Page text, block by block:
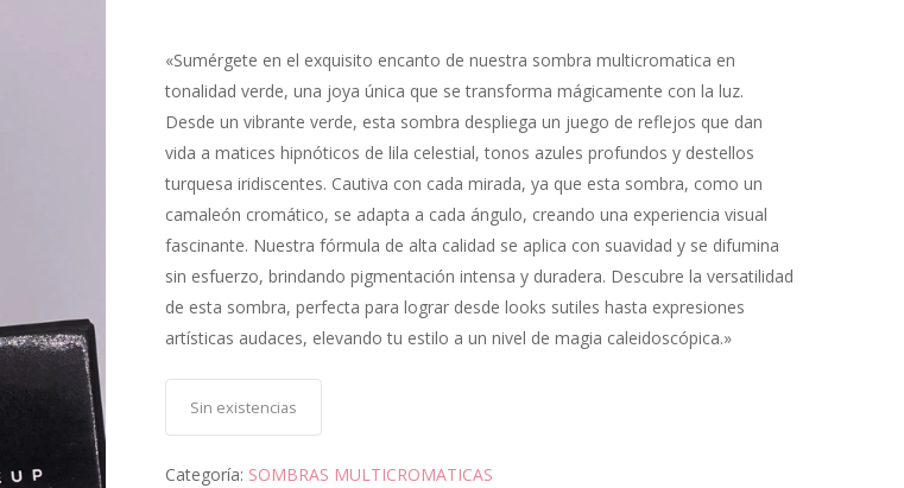
«Sumérgete en el exquisito encanto de nuestra sombra multicromatica en
tonalidad verde, una joya única que se transforma mágicamente con la luz.
Desde un vibrante verde, esta sombra despliega un juego de reflejos que dan
vida a matices hipnóticos de lila celestial, tonos azules profundos y destellos
turquesa iridiscentes. Cautiva con cada mirada, ya que esta sombra, como un
camaleón cromático, se adapta a cada ángulo, creando una experiencia visual
fascinante. Nuestra fórmula de alta calidad se aplica con suavidad y se difumina
sin esfuerzo, brindando pigmentación intensa y duradera. Descubre la versatilidad
de esta sombra, perfecta para lograr desde looks sutiles hasta expresiones
artísticas audaces, elevando tu estilo a un nivel de magia caleidoscópica.»
Sin existencias
Categoría: SOMBRAS MULTICROMATICAS